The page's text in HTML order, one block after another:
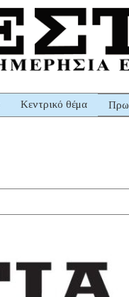
Κεντρικό θέμα